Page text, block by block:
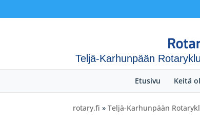
Teljä-Karhunpään
Etusivu Keitä
rotary.fi » Teljä-Karhunpään